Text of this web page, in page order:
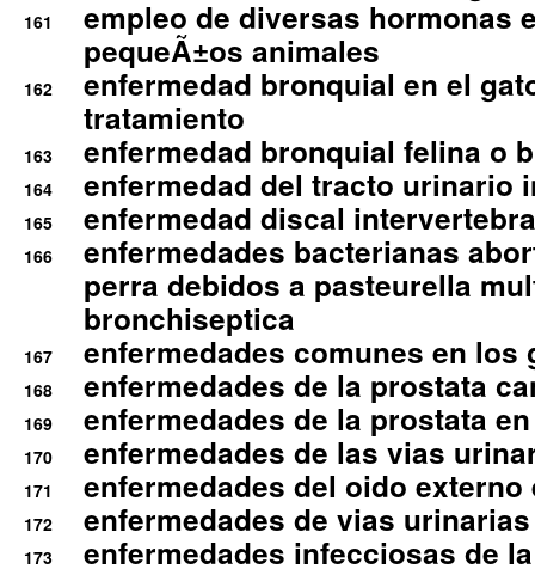
161
empleo de diversas hormonas
pequeÃ±os animales
162
enfermedad bronquial en el
tratamiento
163 enfermedad bronquial felina o
164 enfermedad del tracto urinario
165 enfermedad discal
166
enfermedades bacterianas
perra debidos a pasteurella
bronchiseptica
167 enfermedades comunes en los
168 enfermedades de la prostata
169 enfermedades de la prostata
170 enfermedades de las vias
171 enfermedades del oido
172 enfermedades de vias
173 enfermedades infecciosas de